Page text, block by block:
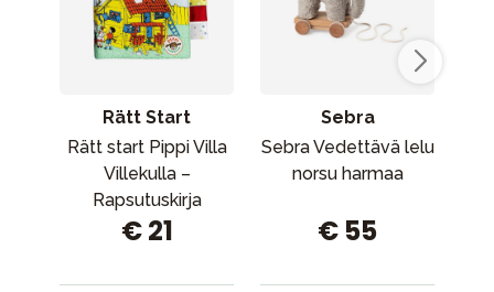
Rätt Start
Rätt start Pippi Villa
Villekulla –
Rapsutuskirja
€ 21
Sebra
Sebra Vedettävä lelu
norsu harmaa
€ 55